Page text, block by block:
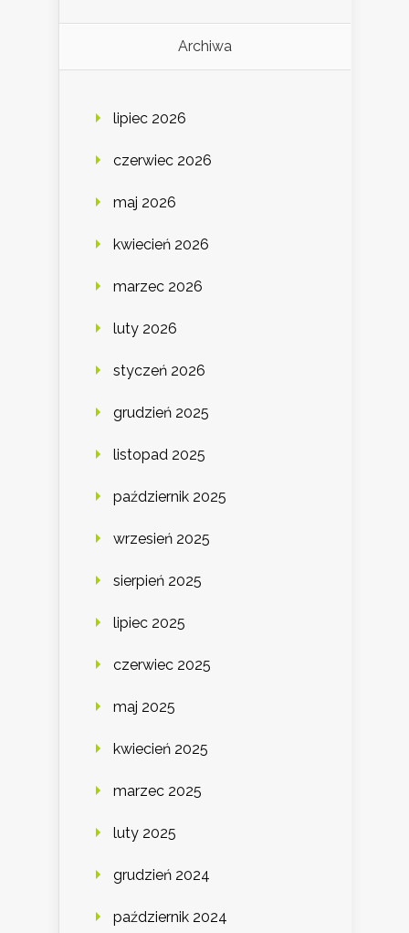
Archiwa
lipiec 2026
czerwiec 2026
maj 2026
kwiecień 2026
marzec 2026
luty 2026
styczeń 2026
grudzień 2025
listopad 2025
październik 2025
wrzesień 2025
sierpień 2025
lipiec 2025
czerwiec 2025
maj 2025
kwiecień 2025
marzec 2025
luty 2025
grudzień 2024
październik 2024